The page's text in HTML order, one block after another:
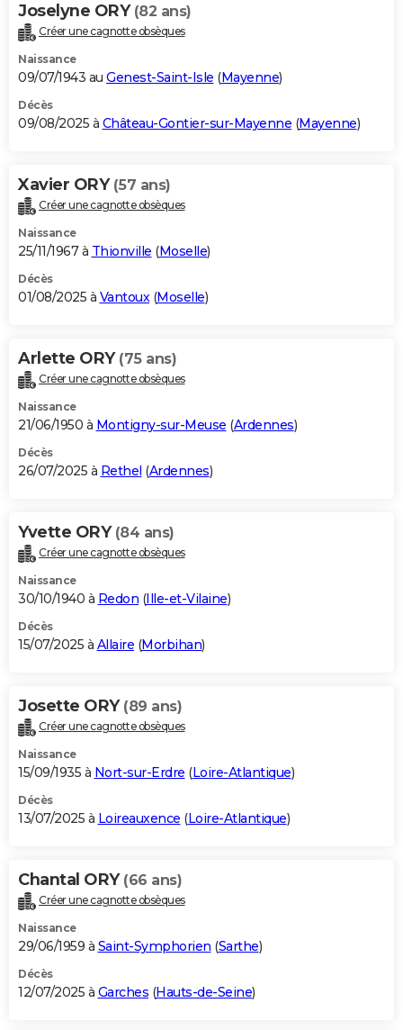
Joselyne ORY (82 ans)
Créer une cagnotte obsèques
Naissance
09/07/1943 au Genest-Saint-Isle (Mayenne)
Décès
09/08/2025 à Château-Gontier-sur-Mayenne (Mayenne)
Xavier ORY (57 ans)
Créer une cagnotte obsèques
Naissance
25/11/1967 à Thionville (Moselle)
Décès
01/08/2025 à Vantoux(Moselle)
Arlette ORY (75 ans)
Créer une cagnotte obsèques
Naissance
21/06/1950 à Montigny-sur-Meuse (Ardennes)
Décès
26/07/2025 à Rethel (Ardennes)
Yvette ORY (84 ans)
Créer une cagnotte obsèques
Naissance
30/10/1940 à Redon (Ille-et-Vilaine)
Décès
15/07/2025 à Allaire (Morbihan)
Josette ORY (89 ans)
Créer une cagnotte obsèques
Naissance
15/09/1935 à Nort-sur-Erdre (Loire-Atlantique)
Décès
13/07/2025 à Loireauxence (Loire-Atlantique)
Chantal ORY (66 ans)
Créer une cagnotte obsèques
Naissance
29/06/1959 à Saint-Symphorien (Sarthe)
Décès
12/07/2025 à Garches (Hauts-de-Seine)